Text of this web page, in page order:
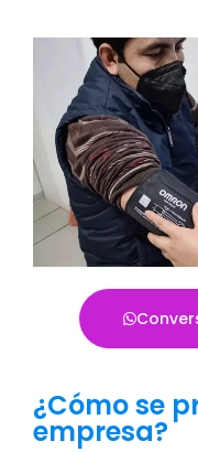
¿Cómo se
empresa?